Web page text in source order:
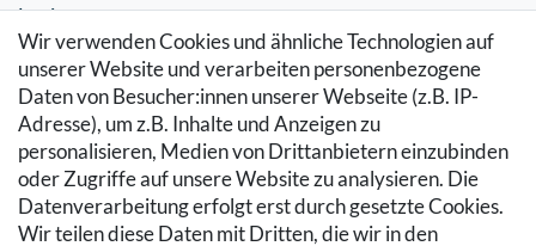
Wir verwenden Cookies und ähnliche Technologien auf
unserer Website und verarbeiten personenbezogene
Daten von Besucher:innen unserer Webseite (z.B. IP-
Adresse), um z.B. Inhalte und Anzeigen zu
personalisieren, Medien von Drittanbietern einzubinden
oder Zugriffe auf unsere Website zu analysieren. Die
Datenverarbeitung erfolgt erst durch gesetzte Cookies.
Wir teilen diese Daten mit Dritten, die wir in den
Login
SERVICE
Zahlung & Versand
Warenkorb
Zur Kasse
Hilfe